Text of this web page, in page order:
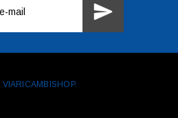
VIARICAMBISHOP.